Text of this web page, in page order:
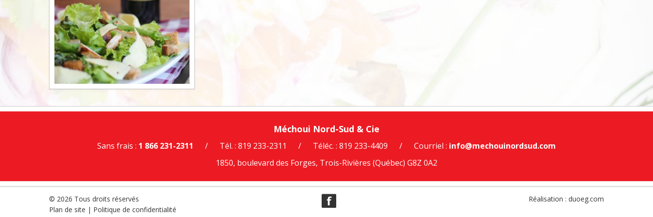
Méchoui Nord-Sud & Cie
Sans frais : 1 866 231-2311 / Tél. : 819 233-2311 / Téléc. : 819 233-4409 / Courriel : info@mechouinordsud.com
1850, boulevard des Forges, Trois-Rivières (Québec) G8Z 0A2
© 2026 Tous droits réservés
Plan de site | Politique de confidentialité
Réalisation : duoeg.com